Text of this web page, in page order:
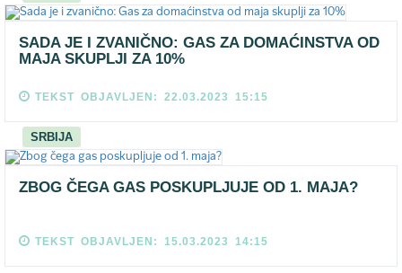
SADA JE I ZVANIČNO: GAS ZA DOMAĆINSTVA OD
MAJA SKUPLJI ZA 10%
TEKST OBJAVLJEN: 22.03.2023 15:15
SRBIJA
ZBOG ČEGA GAS POSKUPLJUJE OD 1. MAJA?
TEKST OBJAVLJEN: 15.03.2023 14:15